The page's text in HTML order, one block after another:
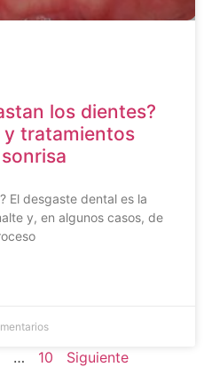
los dientes?
y tratamientos
El desgaste dental es la
y, en algunos casos, de
… 10 Siguiente